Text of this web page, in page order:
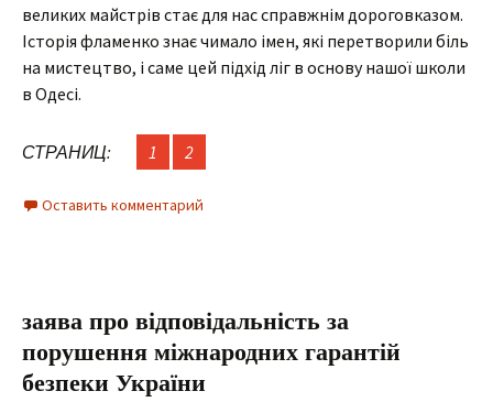
великих майстрів стає для нас справжнім дороговказом.
Історія фламенко знає чимало імен, які перетворили біль
на мистецтво, і саме цей підхід ліг в основу нашої школи
в Одесі.
СТРАНИЦ: 1 2
Оставить комментарий
заява про відповідальність за
порушення міжнародних гарантій
безпеки України